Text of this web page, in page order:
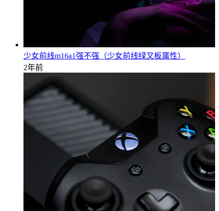
少女前线m16a1强不强（少女前线绿叉板属性）
2年前